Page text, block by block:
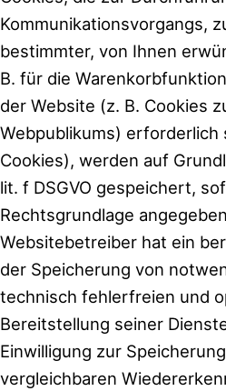
Kommunikationsvorgangs,
bestimmter, von Ihnen
B. für die
der Website (z. B. Cookies
Webpublikums) erforderlich
Cookies), werden auf
lit. f DSGVO gespeichert,
Rechtsgrundlage
Websitebetreiber hat ein
der Speicherung von
technisch fehlerfreien und
Bereitstellung seiner
Einwilligung zur
vergleichbaren